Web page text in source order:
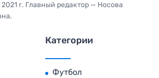
г. Главный редактор — Носова
Категории
Футбол